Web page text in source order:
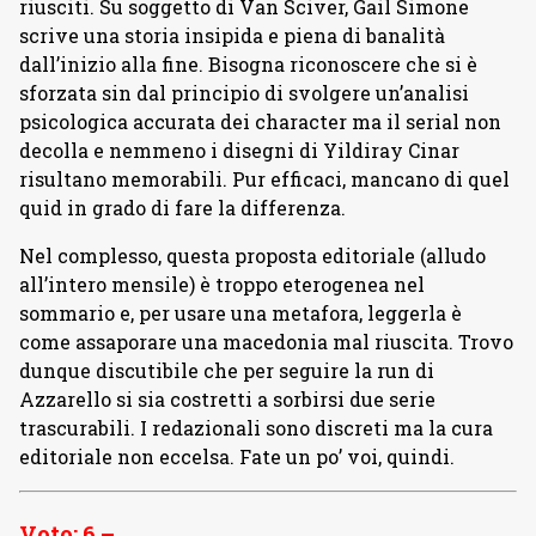
riusciti. Su soggetto di Van Sciver, Gail Simone
scrive una storia insipida e piena di banalità
dall’inizio alla fine. Bisogna riconoscere che si è
sforzata sin dal principio di svolgere un’analisi
psicologica accurata dei character ma il serial non
decolla e nemmeno i disegni di Yildiray Cinar
risultano memorabili. Pur efficaci, mancano di quel
quid in grado di fare la differenza.
Nel complesso, questa proposta editoriale (alludo
all’intero mensile) è troppo eterogenea nel
sommario e, per usare una metafora, leggerla è
come assaporare una macedonia mal riuscita. Trovo
dunque discutibile che per seguire la run di
Azzarello si sia costretti a sorbirsi due serie
trascurabili. I redazionali sono discreti ma la cura
editoriale non eccelsa. Fate un po’ voi, quindi.